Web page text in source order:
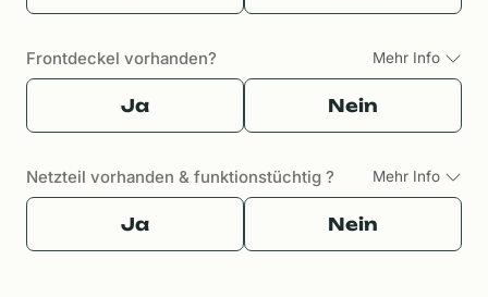
Frontdeckel vorhanden? Mehr Info
Ja Nein
Netzteil vorhanden & funktionstüchtig ? Mehr Info
Ja Nein